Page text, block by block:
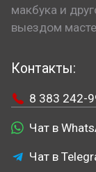
макбука и
выездом
Контакты:
8 383 242-
Чат в
Чат в